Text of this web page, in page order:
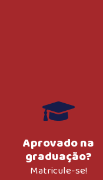
Aprovado na
graduação?
Matricule-se!